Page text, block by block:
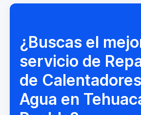
¿Buscas el
servicio de
de
Agua en